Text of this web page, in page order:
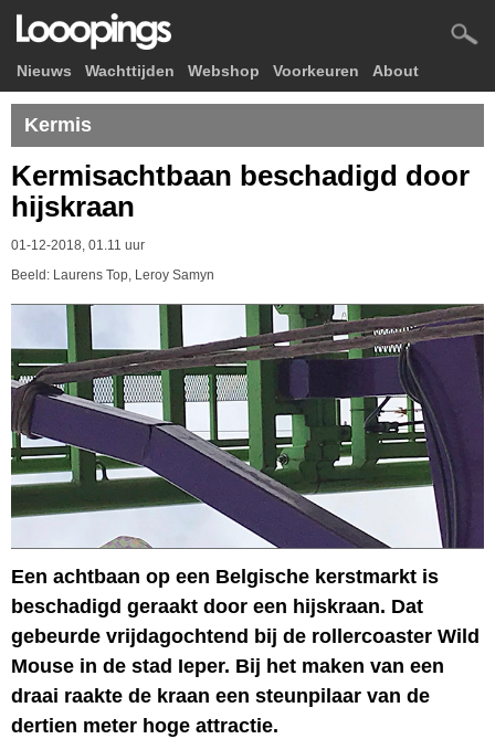
Nieuws Wachttijden Webshop Voorkeuren About
Kermis
Kermisachtbaan beschadigd door
hijskraan
01-12-2018, 01.11 uur
Beeld: Laurens Top, Leroy Samyn
Een achtbaan op een Belgische kerstmarkt is
beschadigd geraakt door een hijskraan. Dat
gebeurde vrijdagochtend bij de rollercoaster Wild
Mouse in de stad Ieper. Bij het maken van een
draai raakte de kraan een steunpilaar van de
dertien meter hoge attractie.